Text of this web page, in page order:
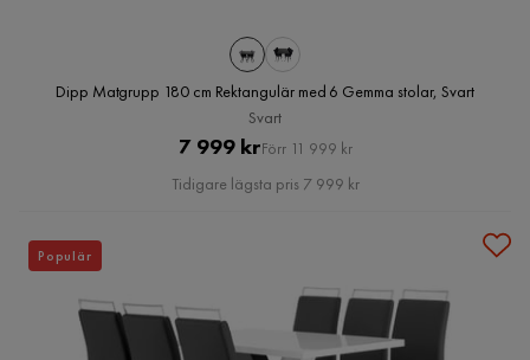
Dipp Matgrupp 180 cm Rektangulär med 6 Gemma stolar, Svart
Svart
Pris
7 999 krOriginal
Pris
Förr 11 999 kr
Tidigare lägsta pris 7 999 kr
Populär